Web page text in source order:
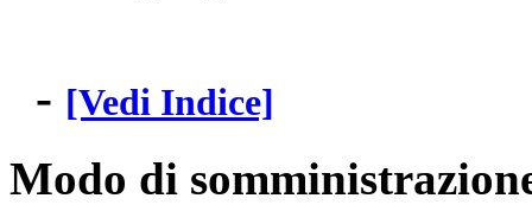
- [Vedi Indice]
Modo di